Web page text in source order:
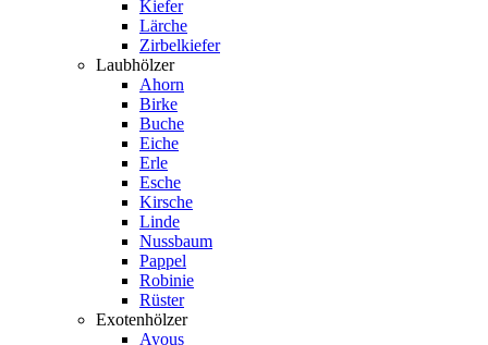
Kiefer
Lärche
Zirbelkiefer
Laubhölzer
Ahorn
Birke
Buche
Eiche
Erle
Esche
Kirsche
Linde
Nussbaum
Pappel
Robinie
Rüster
Exotenhölzer
Ayous